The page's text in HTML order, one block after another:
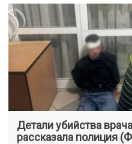
Детали убийства
рассказала полиция